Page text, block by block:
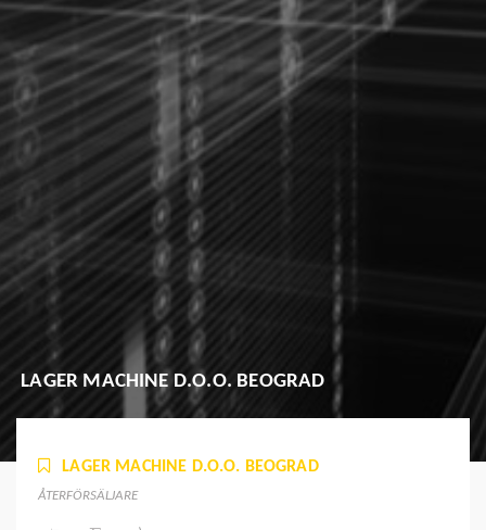
LAGER MACHINE D.O.O. BEOGRAD
LAGER MACHINE D.O.O. BEOGRAD
ÅTERFÖRSÄLJARE